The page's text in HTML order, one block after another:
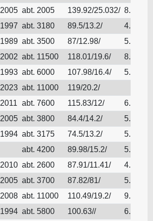
2005 abt. 2005 139.92/25.032/ 8.444
1997 abt. 3180 89.5/13.2/
4.51
1989 abt. 3500 87/12.98/
5.08
2002 abt. 11500 118.01/19.6/
8.389
1993 abt. 6000 107.98/16.4/
5.5
2023 abt. 11000
119/20.2/
2011 abt. 7600 115.83/12/
6.6
2005 abt. 3800 84.4/14.2/
5.8
1994 abt. 3175 74.5/13.2/
5.53
abt. 4200 89.98/15.2/
5.1
2010 abt. 2600 87.91/11.41/
4.1
2005 abt. 3700 87.82/81/
5.59
2008 abt. 11000 110.49/19.2/
9.214
1994 abt. 5800 100.63// 6.63